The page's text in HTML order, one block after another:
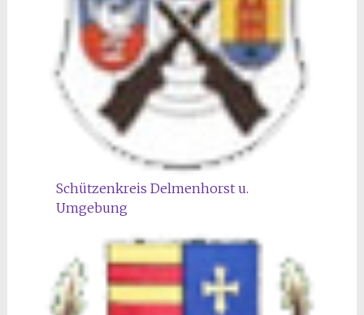
Schützenkreis Delmenhorst u.
Umgebung